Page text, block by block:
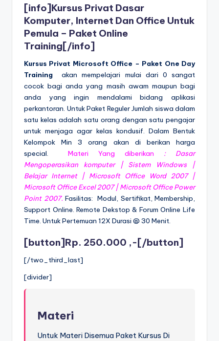
[info] Kursus Privat Dasar
Komputer, Internet Dan Office Untuk
Pemula – Paket Online
Training [/info]
Kursus Privat Microsoft Office – Paket One Day
Training
akan mempelajari mulai dari 0 sangat
cocok bagi anda yang masih awam maupun bagi
anda yang ingin mendalami bidang aplikasi
perkantoran. Untuk Paket Reguler Jumlah siswa dalam
satu kelas adalah satu orang dengan satu pengajar
untuk menjaga agar kelas kondusif. Dalam Bentuk
Kelompok Min 3 orang akan di berikan harga
special. Materi Yang diberikan : Dasar
Mengoperasikan komputer | Sistem Windows |
Belajar Internet | Microsoft Office Word 2007 |
Microsoft Office Excel 2007 | Microsoft Office Power
Point 2007. Fasilitas: Modul, Sertifikat, Membership,
Support Online. Remote Dekstop & Forum Online Life
Time. Untuk Pertemuan 12X Durasi @ 30 Menit.
[button]Rp. 250.000 ,-[/button]
[/two_third_last]
[divider]
Materi
Untuk Materi Disemua Paket Kursus Di